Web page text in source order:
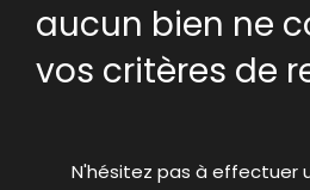
aucun bien ne
vos critères de
N'hésitez pas à effectuer